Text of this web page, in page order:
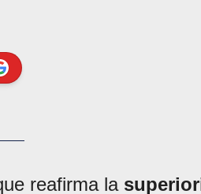
reafirma la